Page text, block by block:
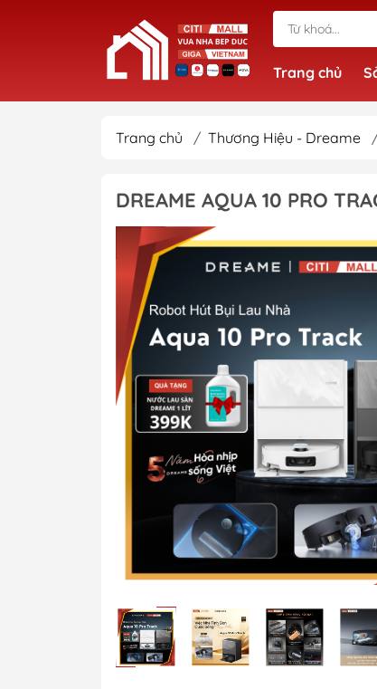
Trang chủ
Trang chủ / Thương Hiệu - Dreame
DREAME AQUA 10 PRO